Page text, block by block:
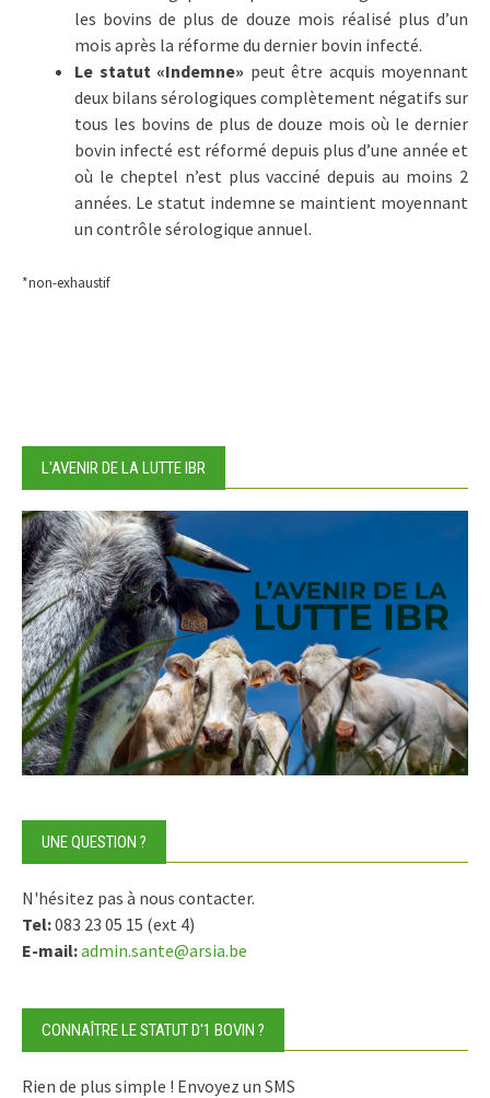
les bovins de plus de douze mois réalisé plus d’un
mois après la réforme du dernier bovin infecté.
Le statut «Indemne» peut être acquis moyennant
deux bilans sérologiques complètement négatifs sur
tous les bovins de plus de douze mois où le dernier
bovin infecté est réformé depuis plus d’une année et
où le cheptel n’est plus vacciné depuis au moins 2
années. Le statut indemne se maintient moyennant
un contrôle sérologique annuel.
*non-exhaustif
L'AVENIR DE LA LUTTE IBR
UNE QUESTION ?
N'hésitez pas à nous contacter.
Tel:083 23 05 15 (ext 4)
E-mail:admin.sante@arsia.be
CONNAÎTRE LE STATUT D'1 BOVIN ?
Rien de plus simple ! Envoyez un SMS